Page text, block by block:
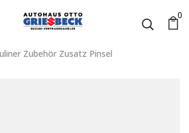
0
Zubehör Zusatz Pinsel